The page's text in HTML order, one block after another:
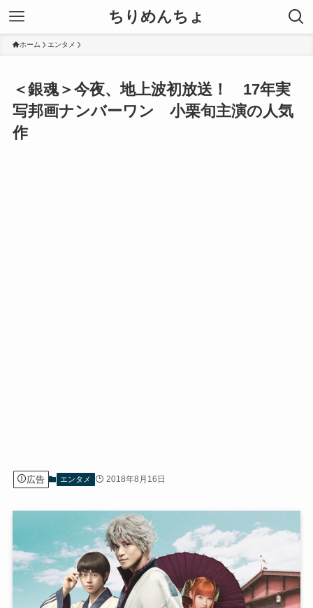
ちりめんちょ
ホーム エンタメ
＜銀魂＞今夜、地上波初放送！ 17年実
写邦画ナンバーワン 小栗旬主演の人気
作
広告 エンタメ 2018年8月16日